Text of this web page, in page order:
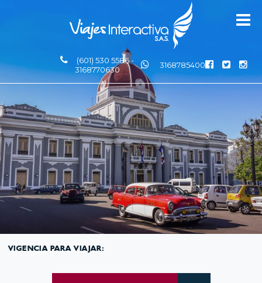
(601) 530 5586 -
3168770630
3168785400
VIGENCIA PARA VIAJAR: